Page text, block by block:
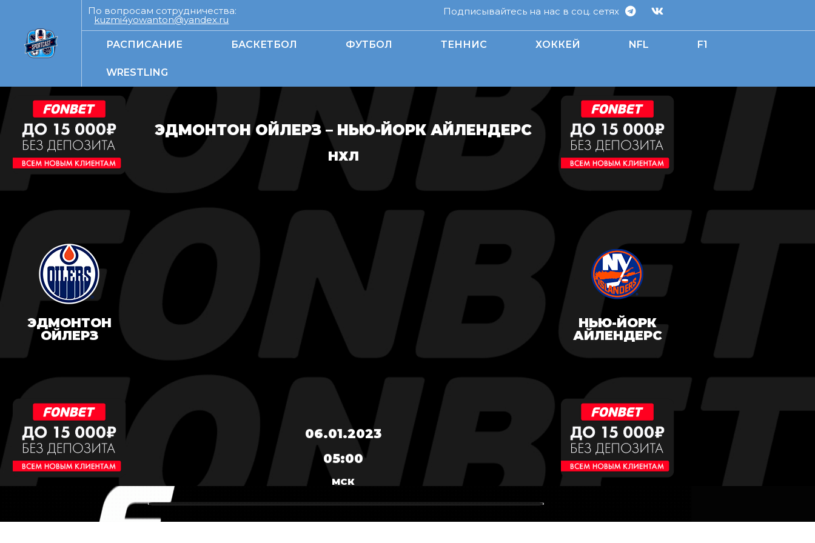
По вопросам сотрудничества:
kuzmi4yowanton@yandex.ru
Подписывайтесь на нас в соц. сетях
РАСПИСАНИЕ БАСКЕТБОЛ ФУТБОЛ ТЕННИС ХОККЕЙ NFL F1
WRESTLING
ЭДМОНТОН
ОЙЛЕРЗ
ЭДМОНТОН ОЙЛЕРЗ – НЬЮ-ЙОРК АЙЛЕНДЕРС
НХЛ
06.01.2023
05:00
МСК
НЬЮ-ЙОРК
АЙЛЕНДЕРС